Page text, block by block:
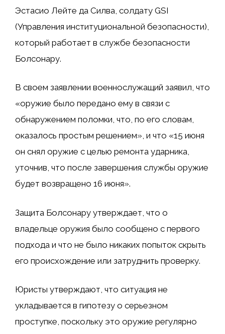
Эстасио Лейте да Силва, солдату GSI
(Управления институциональной безопасности),
который работает в службе безопасности
Болсонару.
В своем заявлении военнослужащий заявил, что
«оружие было передано ему в связи с
обнаружением поломки, что, по его словам,
оказалось простым решением», и что «15 июня
он снял оружие с целью ремонта ударника,
уточнив, что после завершения службы оружие
будет возвращено 16 июня».
Защита Болсонару утверждает, что о
владельце оружия было сообщено с первого
подхода и что не было никаких попыток скрыть
его происхождение или затруднить проверку.
Юристы утверждают, что ситуация не
укладывается в гипотезу о серьезном
проступке, поскольку это оружие регулярно